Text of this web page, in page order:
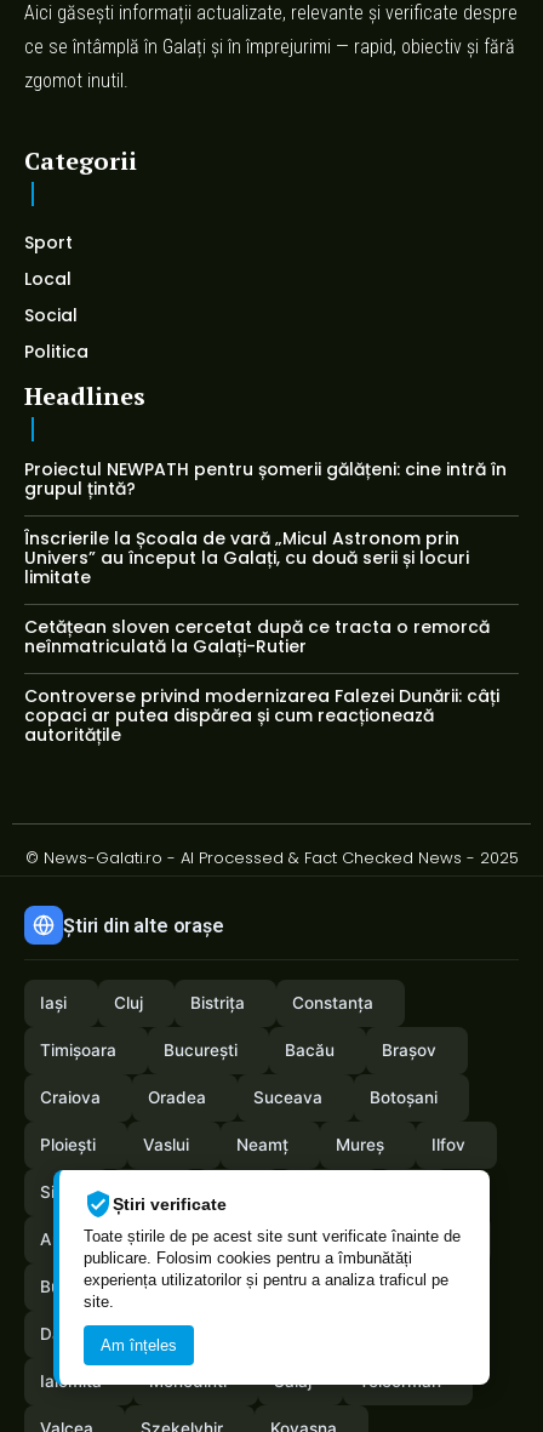
Știri verificate
Toate știrile de pe acest site sunt verificate înainte de
publicare. Folosim cookies pentru a îmbunătăți
experiența utilizatorilor și pentru a analiza traficul pe
site.
Am înțeles
Aici găsești informații actualizate, relevante și verificate despre
ce se întâmplă în Galați și în împrejurimi — rapid, obiectiv și fără
zgomot inutil.
Categorii
Sport
Local
Social
Politica
Headlines
Proiectul NEWPATH pentru șomerii gălățeni: cine intră în
grupul țintă?
Înscrierile la Școala de vară „Micul Astronom prin
Univers” au început la Galați, cu două serii și locuri
limitate
Cetățean sloven cercetat după ce tracta o remorcă
neînmatriculată la Galați-Rutier
Controverse privind modernizarea Falezei Dunării: câți
copaci ar putea dispărea și cum reacționează
autoritățile
© News-Galati.ro - AI Processed & Fact Checked News - 2025
Știri din alte orașe
Iași Cluj Bistrița Constanța
Timișoara București Bacău Brașov
Craiova Oradea Suceava Botoșani
Ploiești Vaslui Neamț Mureș Ilfov
Sibiu
Arges Maramures Vrancea Satumare
Buzau Braila Calarasi Caras-Severin
Dambovita Giurgiu
Ialomita Mehedinti Salaj Teleorman